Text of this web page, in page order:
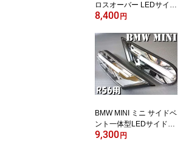
ロスオーバー LEDサイド
マーカー ブラック スモ
ミニクーパー 10P05Nov
16 【RCP】
8,400円
BMW MINI ミニ サイドベ
ント一体型LEDサイドマ
ーカーレンズ 左右 ブラ
9,300円